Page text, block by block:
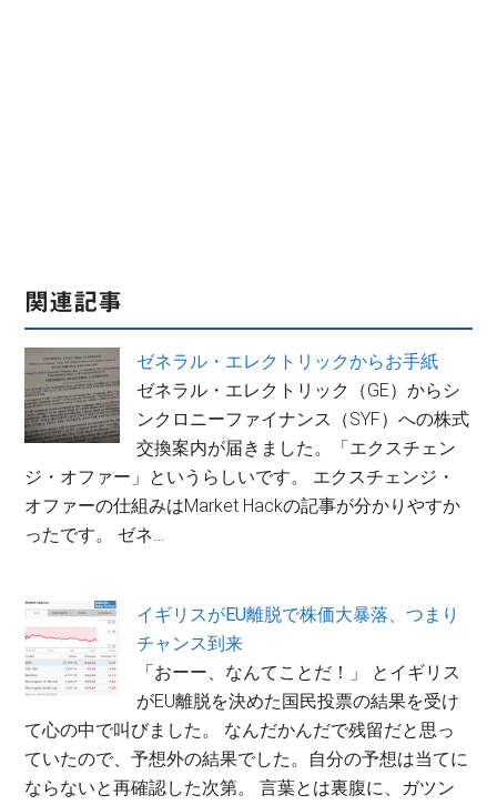
関連記事
ゼネラル・エレクトリックからお手紙
ゼネラル・エレクトリック（GE）からシ
ンクロニーファイナンス（SYF）への株式
交換案内が届きました。「エクスチェン
ジ・オファー」というらしいです。 エクスチェンジ・
オファーの仕組みはMarket Hackの記事が分かりやすか
ったです。 ゼネ…
イギリスがEU離脱で株価大暴落、つまり
チャンス到来
「おーー、なんてことだ！」 とイギリス
がEU離脱を決めた国民投票の結果を受け
て心の中で叫びました。 なんだかんだで残留だと思っ
ていたので、予想外の結果でした。自分の予想は当てに
ならないと再確認した次第。 言葉とは裏腹に、ガツン